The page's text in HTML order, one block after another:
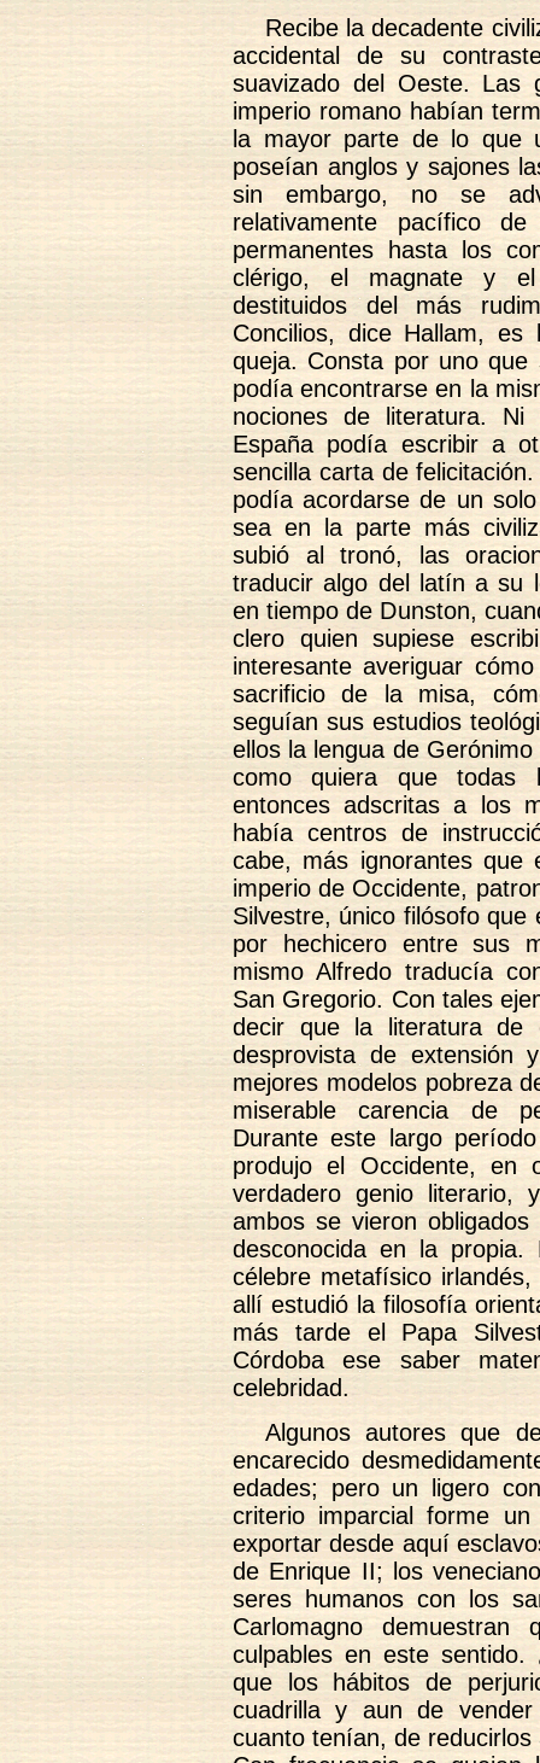
Recibe la decadente
accidental de su
suavizado del Oeste. Las
imperio romano habían
la mayor parte de lo que
poseían anglos y sajones
sin embargo, no se
relativamente pacífico
permanentes hasta los
clérigo, el magnate y el
destituidos del más
Concilios, dice Hallam,
queja. Consta por uno
podía encontrarse en la
nociones de literatura.
España podía escribir a
sencilla carta de
podía acordarse de un
sea en la parte más
subió al tronó, las
traducir algo del latín a su
en tiempo de Dunston,
clero quien supiese
interesante averiguar
sacrificio de la misa,
seguían sus estudios
ellos la lengua de
como quiera que todas
entonces adscritas a los
había centros de
cabe, más ignorantes que
imperio de Occidente,
Silvestre, único filósofo
por hechicero entre sus
mismo Alfredo traducía
San Gregorio. Con tales
decir que la literatura de
desprovista de extensión
mejores modelos pobreza
miserable carencia de
Durante este largo
produjo el Occidente, en
verdadero genio literario,
ambos se vieron
desconocida en la
célebre metafísico
allí estudió la filosofía
más tarde el Papa
Córdoba ese saber
celebridad.
Algunos autores que
encarecido
edades; pero un ligero
criterio imparcial forme
exportar desde aquí
de Enrique II; los
seres humanos con los
Carlomagno
culpables en este
que los hábitos de
cuadrilla y aun de
cuanto tenían, de